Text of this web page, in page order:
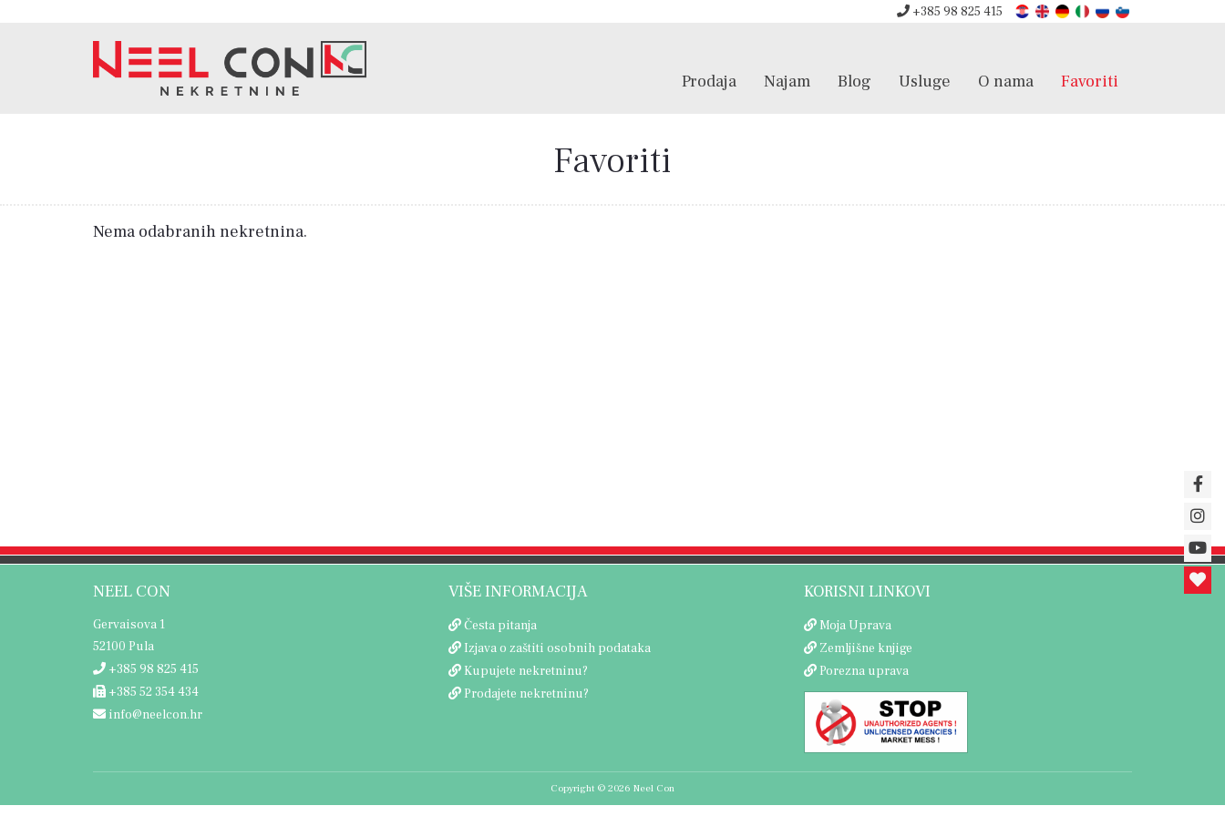
+385 98 825 415
Prodaja Najam Blog Usluge O nama Favoriti
Favoriti
Nema odabranih nekretnina.
NEEL CON
Gervaisova 1
52100 Pula
+385 98 825 415
+385 52 354 434
info@neelcon.hr
VIŠE INFORMACIJA
Česta pitanja
Izjava o zaštiti osobnih podataka
Kupujete nekretninu?
Prodajete nekretninu?
KORISNI LINKOVI
Moja Uprava
Zemljišne knjige
Porezna uprava
Copyright © 2026 Neel Con